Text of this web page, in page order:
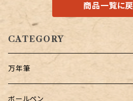
商品一覧に
CATEGORY
万年筆
Pelikan（ペリカン）
ボールペン